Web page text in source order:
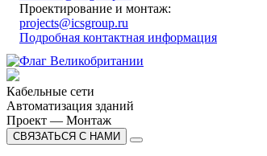
Проектирование и монтаж:
projects@icsgroup.ru
Подробная контактная информация
Кабельные сети
Автоматизация зданий
Проект — Монтаж
СВЯЗАТЬСЯ С НАМИ